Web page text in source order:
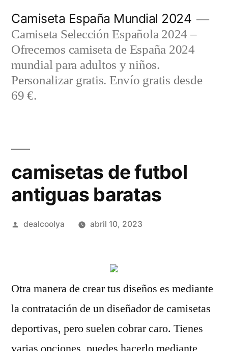
contenido
Camiseta España Mundial 2024
Camiseta Selección Española 2024 –
Ofrecemos camiseta de España 2024
mundial para adultos y niños.
Personalizar gratis. Envío gratis desde
69 €.
camisetas de futbol
antiguas baratas
Publicado
dealcoolya abril 10, 2023
Otra manera de crear tus diseños es mediante
la contratación de un diseñador de camisetas
deportivas, pero suelen cobrar caro. Tienes